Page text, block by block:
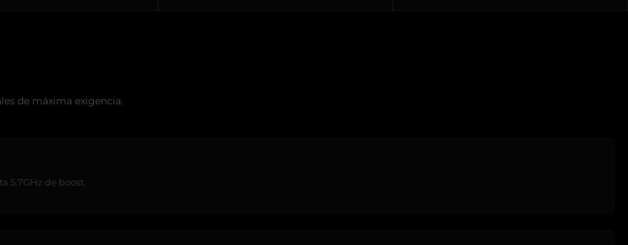
de máxima exigencia.
5.7GHz de boost.